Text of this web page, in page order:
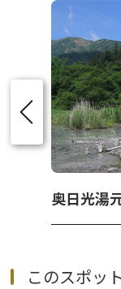
奥日光湯
このスポッ